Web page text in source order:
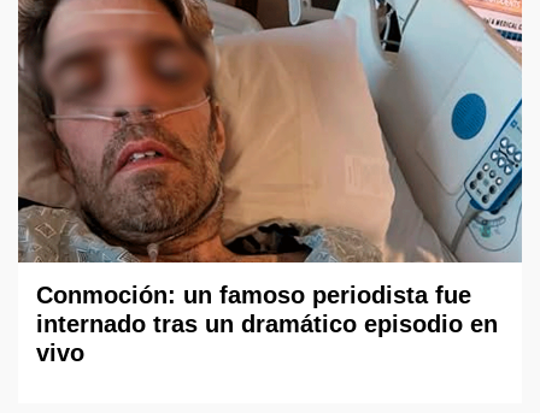
Conmoción: un famoso periodista fue
internado tras un dramático episodio en
vivo